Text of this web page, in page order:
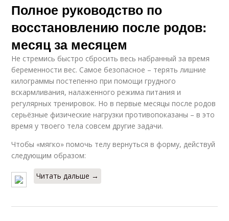
Полное руководство по
восстановлению после родов:
месяц за месяцем
Не стремись быстро сбросить весь набранный за время
беременности вес. Самое безопасное – терять лишние
килограммы постепенно при помощи грудного
вскармливания, налаженного режима питания и
регулярных тренировок. Но в первые месяцы после родов
серьёзные физические нагрузки противопоказаны – в это
время у твоего тела совсем другие задачи.
Чтобы «мягко» помочь телу вернуться в форму, действуй
следующим образом:
Читать дальше →